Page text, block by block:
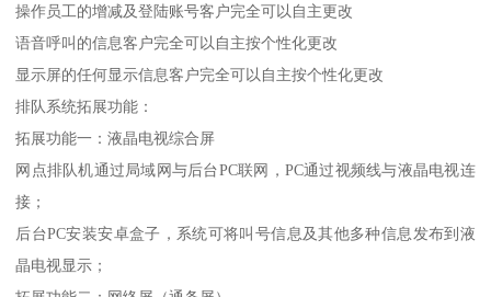
操作员工的增减及登陆账号客户完全可以自主更改
语音呼叫的信息客户完全可以自主按个性化更改
显示屏的任何显示信息客户完全可以自主按个性化更改
排队系统拓展功能：
拓展功能一：液晶电视综合屏
网点排队机通过局域网与后台PC联网，PC通过视频线与液晶电视连
接；
后台PC安装安卓盒子，系统可将叫号信息及其他多种信息发布到液
晶电视显示；